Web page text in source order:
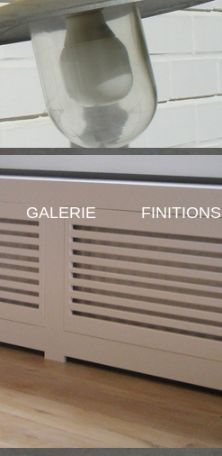
GALERIE FINITIONS